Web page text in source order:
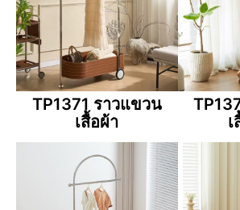
TP1371 ราวแขวน
เสื้อผ้า